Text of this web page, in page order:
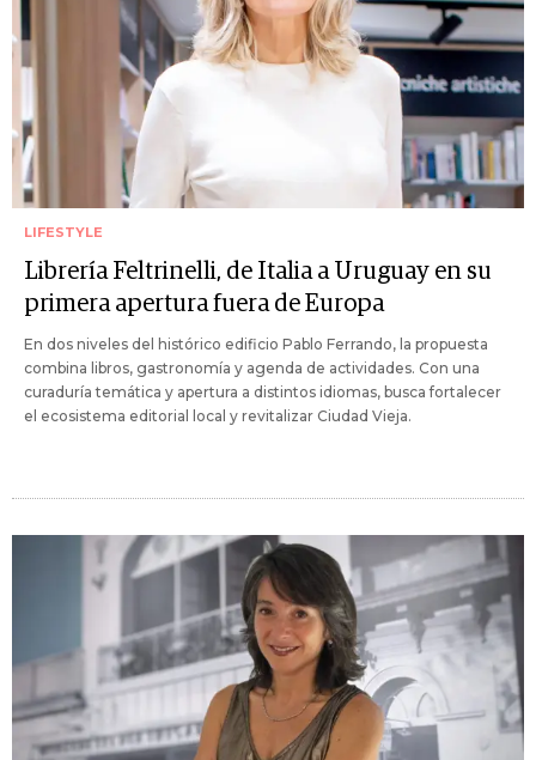
LIFESTYLE
Librería Feltrinelli, de Italia a Uruguay en su
primera apertura fuera de Europa
En dos niveles del histórico edificio Pablo Ferrando, la propuesta
combina libros, gastronomía y agenda de actividades. Con una
curaduría temática y apertura a distintos idiomas, busca fortalecer
el ecosistema editorial local y revitalizar Ciudad Vieja.